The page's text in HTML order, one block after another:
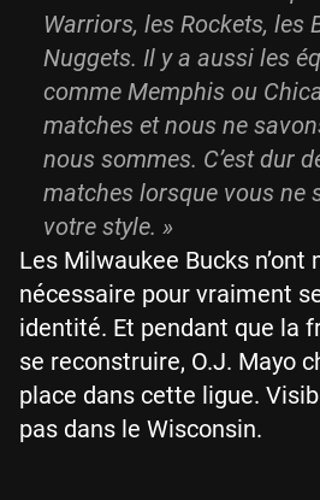
Warriors, les Rockets, les
Nuggets. Il y a aussi les
comme Memphis ou
matches et nous ne
nous sommes. C’est dur
matches lorsque vous ne
votre style. »
Les Milwaukee Bucks
nécessaire pour vraiment
identité. Et pendant que la
se reconstruire, O.J. Mayo
place dans cette ligue.
pas dans le Wisconsin.